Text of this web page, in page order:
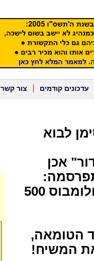
עדכונים קודמים צור קשר
לבוא
אכן
נמצאה ספינת הדגל האבודה של קולומבוס 500
הטומאה,
המשיח!